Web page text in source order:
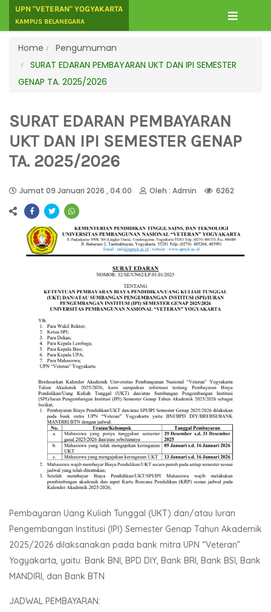
UPN "VETERAN" YOGYAKARTA
KAMPUS BELANEGARA
Home
Pengumuman
SURAT EDARAN PEMBAYARAN UKT DAN IPI SEMESTER
GENAP TA. 2025/2026
SURAT EDARAN PEMBAYARAN
UKT DAN IPI SEMESTER GENAP
TA. 2025/2026
Jumat 09 Januari 2026 , 04:00 Oleh : Admin 6262
Pembayaran Uang Kuliah Tunggal (UKT) dan/atau Iuran
Pengembangan Institusi (IPI) Semester Genap Tahun Akademik
2025/2026 dilaksanakan pada bank mitra UPN “Veteran”
Yogyakarta, yaitu: Bank BNI, BPD DIY, Bank BRI, Bank BSI, Bank
MANDIRI, dan Bank BTN
JADWAL PEMBAYARAN: